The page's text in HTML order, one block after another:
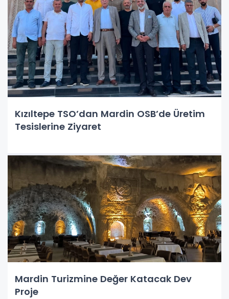
Kızıltepe TSO’dan Mardin OSB’de Üretim
Tesislerine Ziyaret
Mardin Turizmine Değer Katacak Dev
Proje